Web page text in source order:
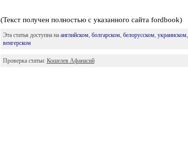
(Текст получен полностью с указанного сайта fordbook)
Эта статья доступна на английском, болгарском, белорусском, украинском,
венгерском
Проверка статьи: Кошелев Афанасий